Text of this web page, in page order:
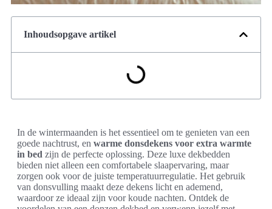
Inhoudsopgave artikel
In de wintermaanden is het essentieel om te genieten van een
goede nachtrust, en warme donsdekens voor extra warmte
in bed zijn de perfecte oplossing. Deze luxe dekbedden
bieden niet alleen een comfortabele slaapervaring, maar
zorgen ook voor de juiste temperatuurregulatie. Het gebruik
van donsvulling maakt deze dekens licht en ademend,
waardoor ze ideaal zijn voor koude nachten. Ontdek de